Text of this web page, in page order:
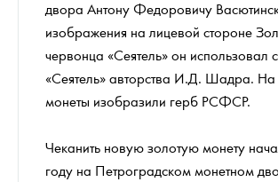
двора Антону Федоровичу
изображения на лицевой стороне
червонца «Сеятель» он использовал
«Сеятель» авторства И.Д. Шадра. На
монеты изобразили герб РСФСР.
Чеканить новую золотую монету
году на Петроградском монетном